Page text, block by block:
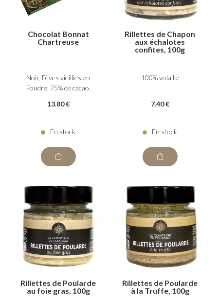
Chocolat Bonnat
Chartreuse
Noir, Fèves vieillies en
Foudre, 75% de cacao.
13.80 €
En stock
Rillettes de Chapon
aux échalotes
confites, 100g
100% volaille
7.40 €
En stock
Rillettes de Poularde
au foie gras, 100g
Rillettes de Poularde
à la Truffe, 100g